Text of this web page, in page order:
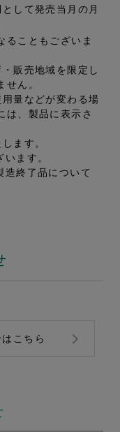
して発売当月の月
ることもございま
販売地域を限定し
ん。
量などが変わる場
は、製品に表示さ
ます。
ます。
終了品について
こちら